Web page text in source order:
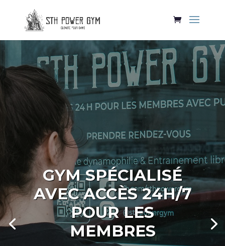
GYM SPÉCIALISÉ
AVEC ACCÈS 24H/7
POUR LES
MEMBRES